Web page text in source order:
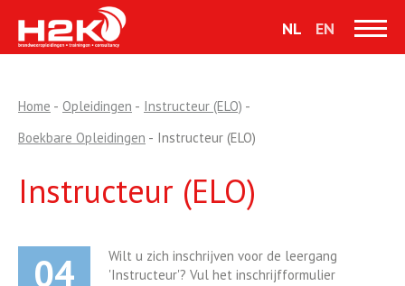
NL EN
Home - Opleidingen - Instructeur (ELO) -
Boekbare Opleidingen - Instructeur (ELO)
Instructeur (ELO)
04
Wilt u zich inschrijven voor de leergang
'Instructeur'? Vul het inschrijfformulier